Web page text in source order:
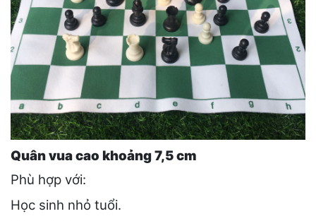
Quân vua cao khoảng 7,5 cm
Phù hợp với:
Học sinh nhỏ tuổi.